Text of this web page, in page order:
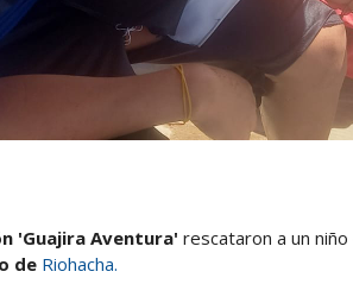
'Guajira Aventura' rescataron a un
de Riohacha.